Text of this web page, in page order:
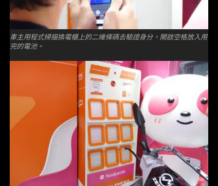
車主用程式掃描換電櫃上的二維條碼去驗證身分，開啟空格放入用
完的電池。